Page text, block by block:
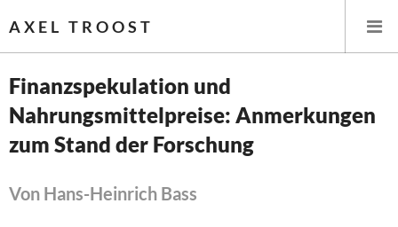
AXEL TROOST
Startseite
Leitlinien linker Wirtschafts- und Finanzpolitik
Finanzspekulation und
Nahrungsmittelpreise: Anmerkungen
zum Stand der Forschung
Von Hans-Heinrich Bass